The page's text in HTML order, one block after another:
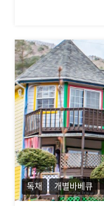
독채 개별바베큐